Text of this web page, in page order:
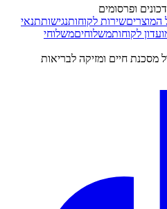
ופרסומים
המוצריםשירות לקוחותנגישותתנאי
לקוחותמשלוחיםמשלוחי
מסכנת חיים ומזיקה לבריאות